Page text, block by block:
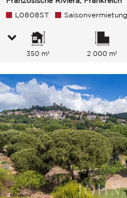
L0808ST
350 m² 2 000 m²